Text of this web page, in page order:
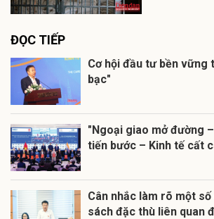
ĐỌC TIẾP
Cơ hội đầu tư bền vững
bạc"
"Ngoại giao mở đường
tiến bước – Kinh tế cất
Cân nhắc làm rõ một
sách đặc thù liên quan